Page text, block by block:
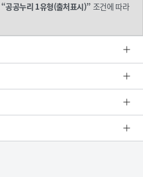
“공공누리 1유형(출처표시)” 조건에 따라